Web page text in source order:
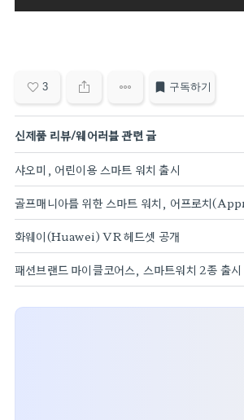
3 구독하기
신제품 리뷰/웨어러블 관련 글
샤오미, 어린이용 스마트 워치 출시
화웨이(Huawei) VR 헤드셋 공개
패션브랜드 마이클코어스, 스마트워치 2종 출시